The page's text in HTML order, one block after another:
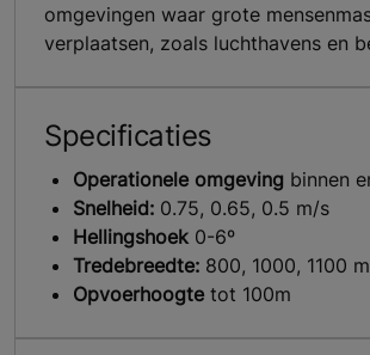
omgevingen waar grote
verplaatsen, zoals luchthavens en
Specificaties
Operationele omgeving binnen
Snelheid: 0.75, 0.65, 0.5 m/s
Hellingshoek 0-6º
Tredebreedte: 800, 1000, 1100
Opvoerhoogte tot 100m